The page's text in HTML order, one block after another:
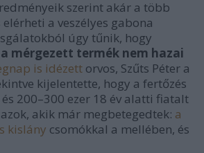
szerint akár a több
a veszélyes gabona
úgy tűnik, hogy
mérgezett termék nem hazai
is idézett orvos, Szűts Péter a
kijelentette, hogy a fertőzés
200–300 ezer 18 év alatti fiatalt
akik már megbetegedtek: a
kislány csomókkal a mellében, és